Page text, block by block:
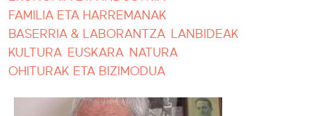
FAMILIA ETA HARREMANAK
BASERRIA & LABORANTZA LANBIDEAK
KULTURA EUSKARA NATURA
OHITURAK ETA BIZIMODUA